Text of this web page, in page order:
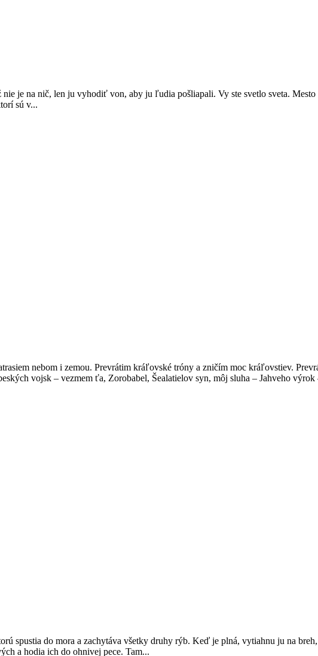
je na nič, len ju vyhodiť von, aby ju ľudia pošliapali. Vy ste svetlo sveta.
sú v...
nebom i zemou. Prevrátim kráľovské tróny a zničím moc kráľovstiev.
vojsk – vezmem ťa, Zorobabel, Šealatielov syn, môj sluha – Jahveho výrok
spustia do mora a zachytáva všetky druhy rýb. Keď je plná, vytiahnu ju na
a hodia ich do ohnivej pece. Tam...